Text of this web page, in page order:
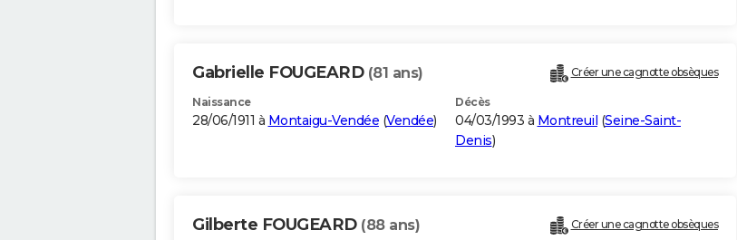
Gabrielle FOUGEARD (81 ans) Créer une cagnotte obsèques
Naissance
28/06/1911 à Montaigu-Vendée (Vendée)
Décès
04/03/1993 à Montreuil (Seine-Saint-
Denis)
Gilberte FOUGEARD (88 ans) Créer une cagnotte obsèques